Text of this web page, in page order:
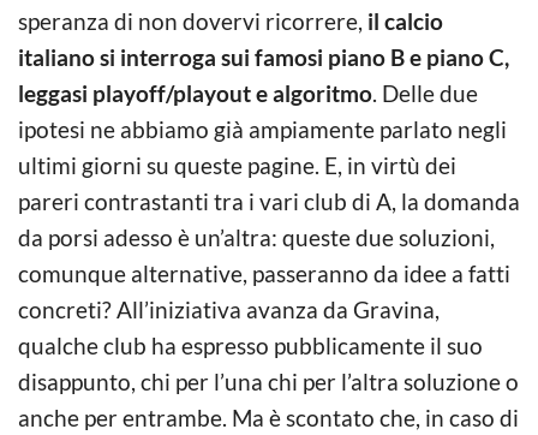
speranza di non dovervi ricorrere, il calcio
italiano si interroga sui famosi piano B e piano C,
leggasi playoff/playout e algoritmo. Delle due
ipotesi ne abbiamo già ampiamente parlato negli
ultimi giorni su queste pagine. E, in virtù dei
pareri contrastanti tra i vari club di A, la domanda
da porsi adesso è un’altra: queste due soluzioni,
comunque alternative, passeranno da idee a fatti
concreti? All’iniziativa avanza da Gravina,
qualche club ha espresso pubblicamente il suo
disappunto, chi per l’una chi per l’altra soluzione o
anche per entrambe. Ma è scontato che, in caso di